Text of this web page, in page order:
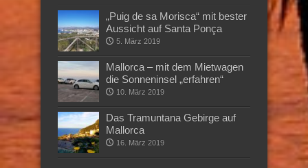
„Puig de sa Morisca“ mit bester
Aussicht auf Santa Ponça
5. März 2019
Mallorca – mit dem Mietwagen
die Sonneninsel „erfahren“
10. März 2019
Das Tramuntana Gebirge auf
Mallorca
16. März 2019